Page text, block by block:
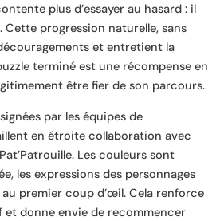
plus d’essayer au hasard : il
Cette progression naturelle, sans
et entretient la
terminé est une récompense en
être fier de son parcours.
par les équipes de
en étroite collaboration avec
Les couleurs sont
les expressions des personnages
premier coup d’œil. Cela renforce
et donne envie de recommencer